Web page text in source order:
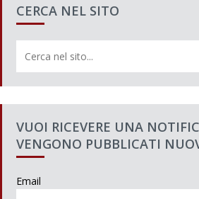
CERCA NEL SITO
VUOI RICEVERE UNA
VENGONO PUBBLICATI
Email